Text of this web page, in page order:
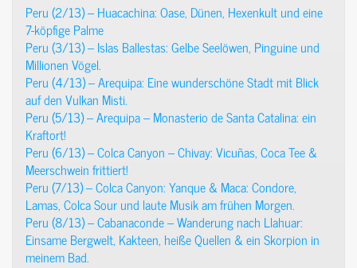
Peru (2/13) – Huacachina: Oase, Dünen, Hexenkult und eine
7-köpfige Palme
Peru (3/13) – Islas Ballestas: Gelbe Seelöwen, Pinguine und
Millionen Vögel.
Peru (4/13) – Arequipa: Eine wunderschöne Stadt mit Blick
auf den Vulkan Misti.
Peru (5/13) – Arequipa – Monasterio de Santa Catalina: ein
Kraftort!
Peru (6/13) – Colca Canyon – Chivay: Vicuñas, Coca Tee &
Meerschwein frittiert!
Peru (7/13) – Colca Canyon: Yanque & Maca: Condore,
Lamas, Colca Sour und laute Musik am frühen Morgen.
Peru (8/13) – Cabanaconde – Wanderung nach Llahuar:
Einsame Bergwelt, Kakteen, heiße Quellen & ein Skorpion in
meinem Bad.